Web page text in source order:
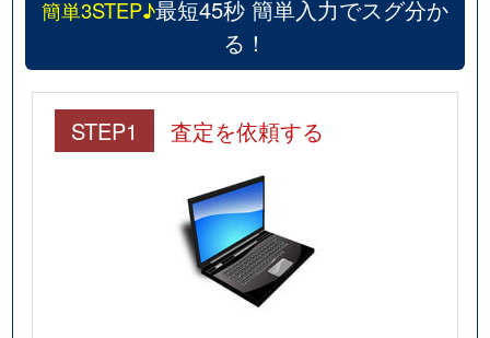
簡単3STEP♪最短45秒 簡単入力でスグ分か
る！
STEP1 査定を依頼する